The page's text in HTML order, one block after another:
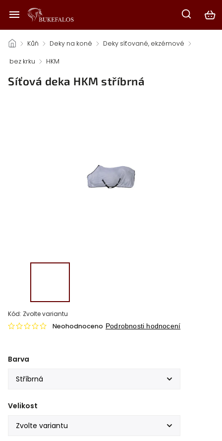
/ Kůň / Deky na koně / Deky síťované, ekzémové /
bez krku / HKM
Síťová deka HKM stříbrná
Kód: Zvolte variantu
Neohodnoceno Podrobnosti hodnocení
Barva
Velikost